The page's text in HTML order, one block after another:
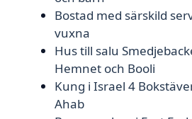
Bostad med särskild
vuxna
Hus till salu
Hemnet och Booli
Kung i Israel 4
Ahab